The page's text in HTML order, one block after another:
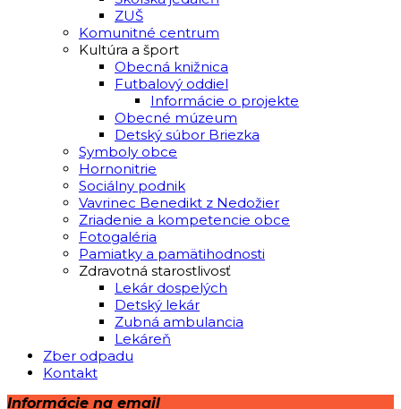
ZUŠ
Komunitné centrum
Kultúra a šport
Obecná knižnica
Futbalový oddiel
Informácie o projekte
Obecné múzeum
Detský súbor Briezka
Symboly obce
Hornonitrie
Sociálny podnik
Vavrinec Benedikt z Nedožier
Zriadenie a kompetencie obce
Fotogaléria
Pamiatky a pamätihodnosti
Zdravotná starostlivosť
Lekár dospelých
Detský lekár
Zubná ambulancia
Lekáreň
Zber odpadu
Kontakt
Informácie na email